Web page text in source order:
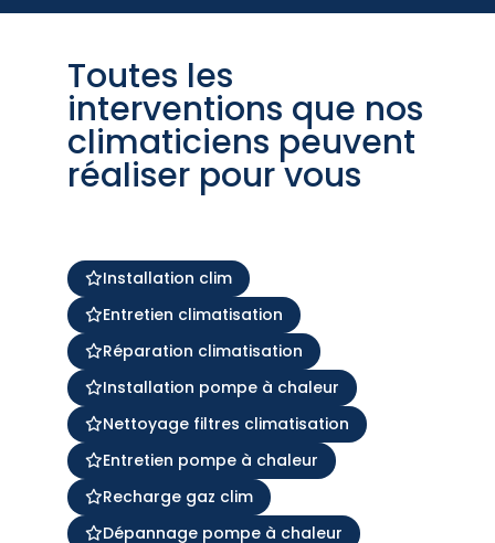
Toutes les
interventions que nos
climaticiens peuvent
réaliser pour vous
Installation clim
Entretien climatisation
Réparation climatisation
Installation pompe à chaleur
Nettoyage filtres climatisation
Entretien pompe à chaleur
Recharge gaz clim
Dépannage pompe à chaleur